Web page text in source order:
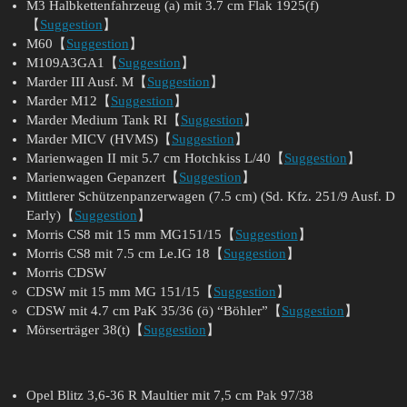
M3 Halbkettenfahrzeug (a) mit 3.7 cm Flak 1925(f)
【 Suggestion 】
M60【 Suggestion 】
M109A3GA1【 Suggestion 】
Marder III Ausf. M【 Suggestion 】
Marder M12【 Suggestion 】
Marder Medium Tank RI【 Suggestion 】
Marder MICV (HVMS)【 Suggestion 】
Marienwagen II mit 5.7 cm Hotchkiss L/40【 Suggestion 】
Marienwagen Gepanzert【 Suggestion 】
Mittlerer Schützenpanzerwagen (7.5 cm) (Sd. Kfz. 251/9 Ausf. D
Early)【 Suggestion 】
Morris CS8 mit 15 mm MG151/15【 Suggestion 】
Morris CS8 mit 7.5 cm Le.IG 18【 Suggestion 】
Morris CDSW
CDSW mit 15 mm MG 151/15【 Suggestion 】
CDSW mit 4.7 cm PaK 35/36 (ö) “Böhler”【 Suggestion 】
Mörserträger 38(t)【 Suggestion 】
Opel Blitz 3,6-36 R Maultier mit 7,5 cm Pak 97/38